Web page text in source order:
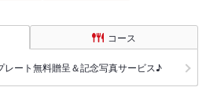
コース
レート無料贈呈＆記念写真サービス♪